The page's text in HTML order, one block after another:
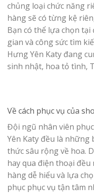
chủng loại chức năng
hàng sẽ có từng kệ
Bạn có thể lựa chọn
gian và công sức tìm
Hưng Yên Katy đang
sinh nhật, hoa tỏ tình,
Về cách phục vụ của
Đội ngũ nhân viên
Yên Katy đều là
thức sâu rộng về hoa.
hay qua điện thoại
hàng dễ hiểu và lựa
phục phục vụ tận tâm